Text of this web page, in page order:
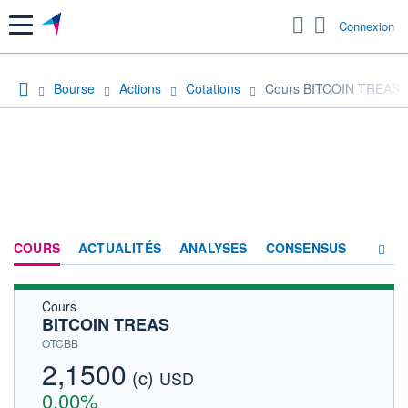
Menu Connexion
Bourse Actions Cotations Cours BITCOIN TREAS
COURS ACTUALITÉS ANALYSES CONSENSUS
Cours
BITCOIN TREAS
OTCBB
2,1500 (c) USD
0,00%